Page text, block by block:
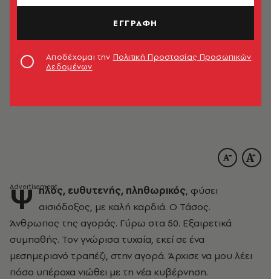
Ψ ηλός, ευθυτενής, πληθωρικός, φύσει
αισιόδοξος, με καλή καρδιά. Ο Τάσος.
Άνθρωπος της αγοράς. Γύρω στα 50. Εξαιρετικά
συμπαθής. Τον γνώρισα τυχαία, εκεί σε ένα
μεσημεριανό τραπέζι, στην αγορά. Άρχισε να μου λέει
πόσο υπέροχα νιώθει με τη νέα κυβέρνηση.
ΕΓΓΡΑΦΗ
Αποδέχομαι την Πολιτική Προστασίας Προσωπικών
Δεδομένων